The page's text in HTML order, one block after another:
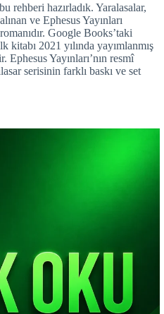
rehberi hazırladık. Yaralasalar,
ve Ephesus Yayınları
Google Books’taki
2021 yılında yayımlanmış
Yayınları’nın resmî
serisinin farklı baskı ve set